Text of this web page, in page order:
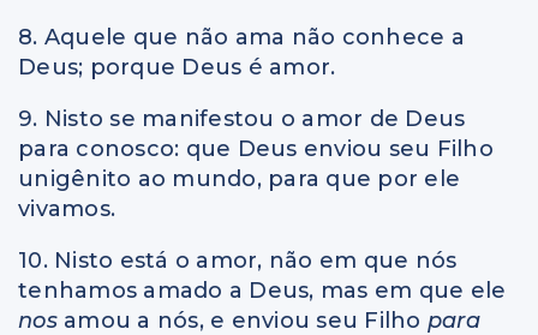
8. Aquele que não ama não conhece a
Deus; porque Deus é amor.
9. Nisto se manifestou o amor de Deus
para conosco: que Deus enviou seu Filho
unigênito ao mundo, para que por ele
vivamos.
10. Nisto está o amor, não em que nós
tenhamos amado a Deus, mas em que ele
nos amou a nós, e enviou seu Filho para